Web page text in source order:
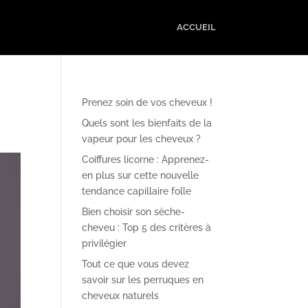
ACCUEIL
Prenez soin de vos cheveux !
Quels sont les bienfaits de la
vapeur pour les cheveux ?
Coiffures licorne : Apprenez-
en plus sur cette nouvelle
tendance capillaire folle
Bien choisir son sèche-
cheveu : Top 5 des critères à
privilégier
Tout ce que vous devez
savoir sur les perruques en
cheveux naturels